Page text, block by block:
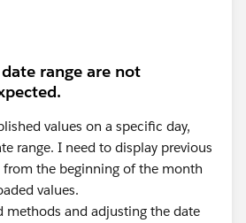
range are not
values on a specific day,
range. I need to display previous
from the beginning of the month
values.
methods and adjusting the date